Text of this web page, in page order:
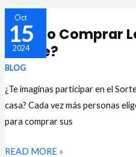
Oct
15
2024
¿Cómo Comprar
Online?
BLOG
¿Te imaginas participar en el
casa? Cada vez más personas
para comprar sus
¿CÓMO
COMPRAR
LOTERÍA
DE
NAVIDAD
ONLINE?
READ MORE »